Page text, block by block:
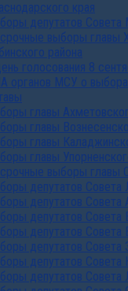
края
депутатов Совета
выборы главы
района
голосования 8
органов МСУ о
главы
главы
главы
главы
выборы главы
депутатов Совета
депутатов Совета
депутатов Совета
депутатов Совета
депутатов Совета
депутатов Совета
депутатов Совета